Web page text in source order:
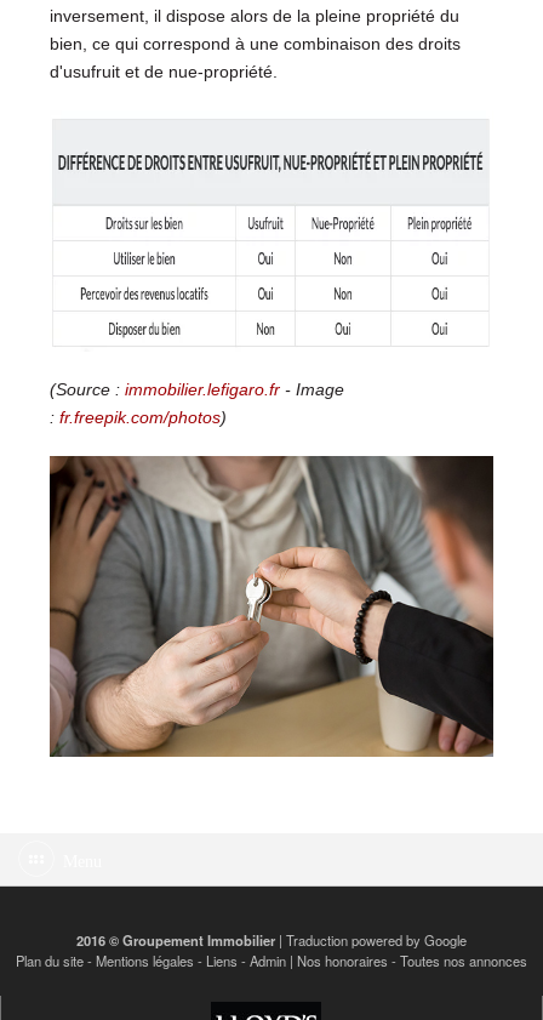
inversement, il dispose alors de la pleine propriété du
bien, ce qui correspond à une combinaison des droits
d'usufruit et de nue-propriété.
(Source : immobilier.lefigaro.fr- Image
: fr.freepik.com/photos)
2016 © Groupement Immobilier | Traduction powered by Google
Plan du site- Mentions légales - Liens - Admin | Nos honoraires - Toutes nos annonces